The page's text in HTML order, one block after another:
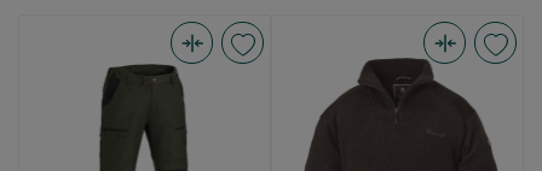
Pinewood
Pinewood
Hurricane
Sweater
Brown